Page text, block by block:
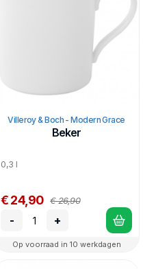
Villeroy & Boch - Modern Grace
Beker
0,3 l
€ 24,90 € 26,90
- +
Op voorraad in 10 werkdagen